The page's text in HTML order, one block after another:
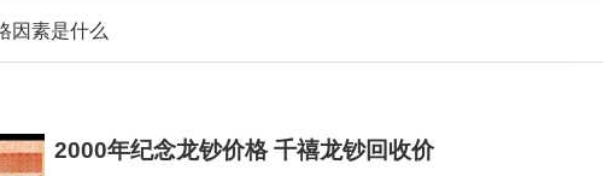
因素是什么
2000年纪念龙钞价格 千禧龙钞回收价